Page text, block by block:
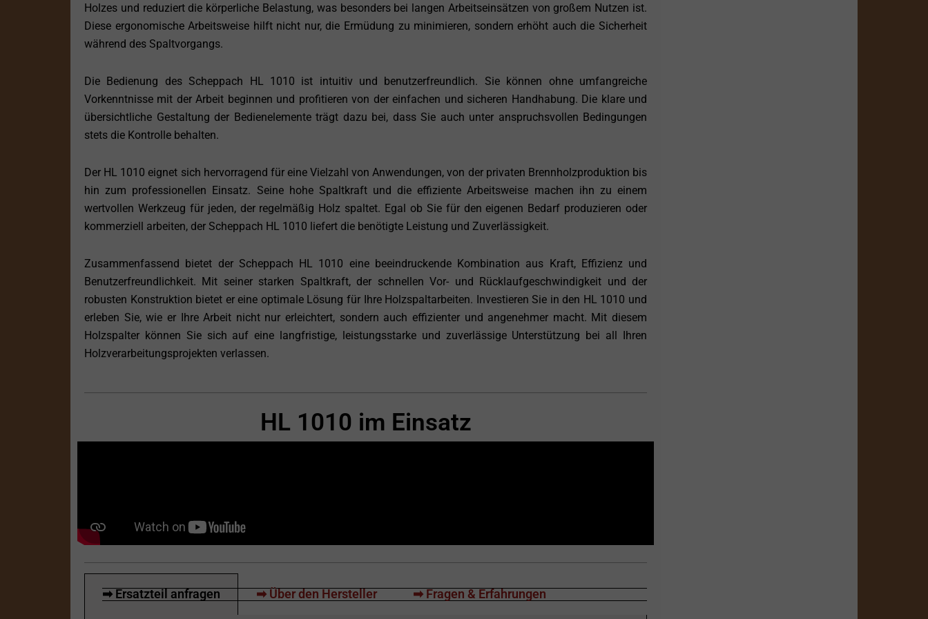
Holzes und reduziert die körperliche Belastung, was besonders bei langen Arbeitseinsätzen von großem Nutzen ist.
Diese ergonomische Arbeitsweise hilft nicht nur, die Ermüdung zu minimieren, sondern erhöht auch die Sicherheit
während des Spaltvorgangs.
Die Bedienung des Scheppach HL 1010 ist intuitiv und benutzerfreundlich. Sie können ohne umfangreiche
Vorkenntnisse mit der Arbeit beginnen und profitieren von der einfachen und sicheren Handhabung. Die klare und
übersichtliche Gestaltung der Bedienelemente trägt dazu bei, dass Sie auch unter anspruchsvollen Bedingungen
stets die Kontrolle behalten.
Der HL 1010 eignet sich hervorragend für eine Vielzahl von Anwendungen, von der privaten Brennholzproduktion bis
hin zum professionellen Einsatz. Seine hohe Spaltkraft und die effiziente Arbeitsweise machen ihn zu einem
wertvollen Werkzeug für jeden, der regelmäßig Holz spaltet. Egal ob Sie für den eigenen Bedarf produzieren oder
kommerziell arbeiten, der Scheppach HL 1010 liefert die benötigte Leistung und Zuverlässigkeit.
Zusammenfassend bietet der Scheppach HL 1010 eine beeindruckende Kombination aus Kraft, Effizienz und
Benutzerfreundlichkeit. Mit seiner starken Spaltkraft, der schnellen Vor- und Rücklaufgeschwindigkeit und der
robusten Konstruktion bietet er eine optimale Lösung für Ihre Holzspaltarbeiten. Investieren Sie in den HL 1010 und
erleben Sie, wie er Ihre Arbeit nicht nur erleichtert, sondern auch effizienter und angenehmer macht. Mit diesem
Holzspalter können Sie sich auf eine langfristige, leistungsstarke und zuverlässige Unterstützung bei all Ihren
Holzverarbeitungsprojekten verlassen.
HL 1010 im Einsatz
➡ Ersatzteil anfragen ➡ Über den Hersteller ➡ Fragen & Erfahrungen